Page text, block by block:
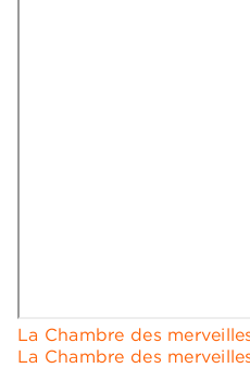
La Chambre des
La Chambre des